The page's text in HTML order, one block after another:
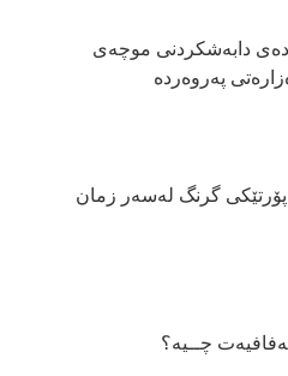
دابەشكردنی موچەی
پەروەردە
گرنگ لەسەر زمان
چــیە؟